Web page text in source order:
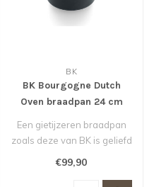
BK
BK Bourgogne Dutch
Oven braadpan 24 cm
Een gietijzeren braadpan
zoals deze van BK is geliefd
€99,90